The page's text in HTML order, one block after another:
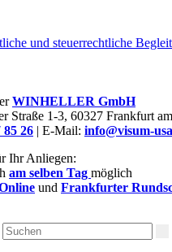
und steuerrechtliche
WINHELLER GmbH
Straße 1-3, 60327 Frankfurt
85 26 | E-Mail: info@visum-
Ihr Anliegen:
am selben Tag möglich
und Frankfurter